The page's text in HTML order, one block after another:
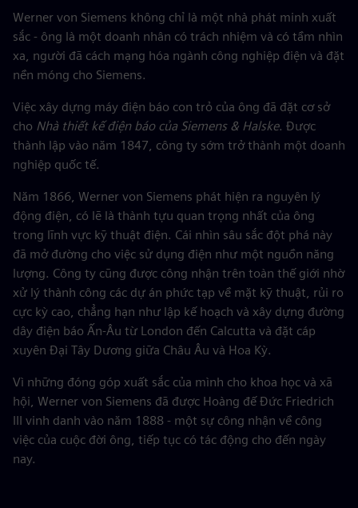
Werner von Siemens không chỉ là một nhà phát minh xuất
sắc - ông là một doanh nhân có trách nhiệm và có tầm nhìn
xa, người đã cách mạng hóa ngành công nghiệp điện và đặt
nền móng cho Siemens.
Việc xây dựng máy điện báo con trỏ của ông đã đặt cơ sở
cho Nhà thiết kế điện báo của Siemens & Halske. Được
thành lập vào năm 1847, công ty sớm trở thành một doanh
nghiệp quốc tế.
Năm 1866, Werner von Siemens phát hiện ra nguyên lý
động điện, có lẽ là thành tựu quan trọng nhất của ông
trong lĩnh vực kỹ thuật điện. Cái nhìn sâu sắc đột phá này
đã mở đường cho việc sử dụng điện như một nguồn năng
lượng. Công ty cũng được công nhận trên toàn thế giới nhờ
xử lý thành công các dự án phức tạp về mặt kỹ thuật, rủi ro
cực kỳ cao, chẳng hạn như lập kế hoạch và xây dựng đường
dây điện báo Ấn-Âu từ London đến Calcutta và đặt cáp
xuyên Đại Tây Dương giữa Châu Âu và Hoa Kỳ.
Vì những đóng góp xuất sắc của mình cho khoa học và xã
hội, Werner von Siemens đã được Hoàng đế Đức Friedrich
III vinh danh vào năm 1888 - một sự công nhận về công
việc của cuộc đời ông, tiếp tục có tác động cho đến ngày
nay.